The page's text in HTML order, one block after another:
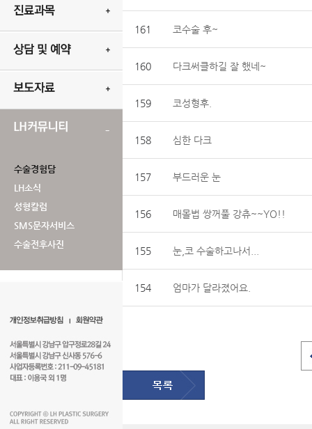
수술경험담
LH소식
성형칼럼
SMS문자서비스
수술전후사진
161 코수술 후~
160 다크써클하길 잘 했네~
159 코성형후.
158 심한 다크
157 부드러운 눈
156 매몰법 쌍꺼풀 강츄~~YO!!
155 눈,코 수술하고나서...
154 엄마가 달라졌어요.